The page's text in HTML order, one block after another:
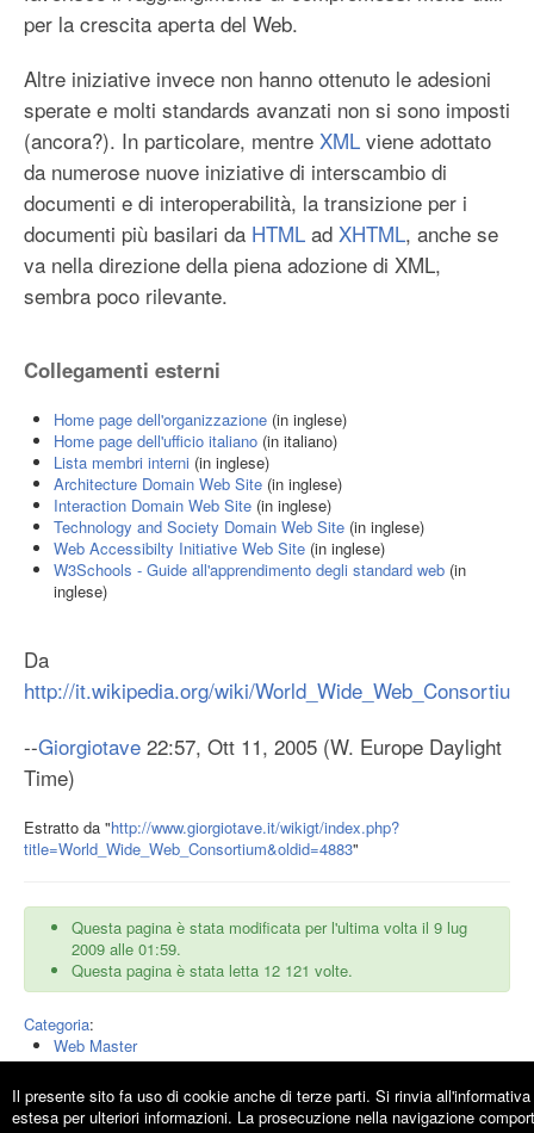
per la crescita aperta del Web.
Altre iniziative invece non hanno ottenuto le adesioni
sperate e molti standards avanzati non si sono imposti
(ancora?). In particolare, mentre XML viene adottato
da numerose nuove iniziative di interscambio di
documenti e di interoperabilità, la transizione per i
documenti più basilari da HTML ad XHTML, anche se
va nella direzione della piena adozione di XML,
sembra poco rilevante.
Collegamenti esterni
Home page dell'organizzazione (in inglese)
Home page dell'ufficio italiano (in italiano)
Lista membri interni (in inglese)
Architecture Domain Web Site (in inglese)
Interaction Domain Web Site (in inglese)
Technology and Society Domain Web Site (in inglese)
Web Accessibilty Initiative Web Site (in inglese)
W3Schools - Guide all'apprendimento degli standard web (in
inglese)
Da
http://it.wikipedia.org/wiki/World_Wide_Web_Consortium
--Giorgiotave 22:57, Ott 11, 2005 (W. Europe Daylight
Time)
Estratto da "http://www.giorgiotave.it/wikigt/index.php?
title=World_Wide_Web_Consortium&oldid=4883"
Questa pagina è stata modificata per l'ultima volta il 9 lug
2009 alle 01:59.
Questa pagina è stata letta 12 121 volte.
Categoria:
Web Master
Il presente sito fa uso di cookie anche di terze parti. Si rinvia all'informativa
estesa per ulteriori informazioni. La prosecuzione nella navigazione